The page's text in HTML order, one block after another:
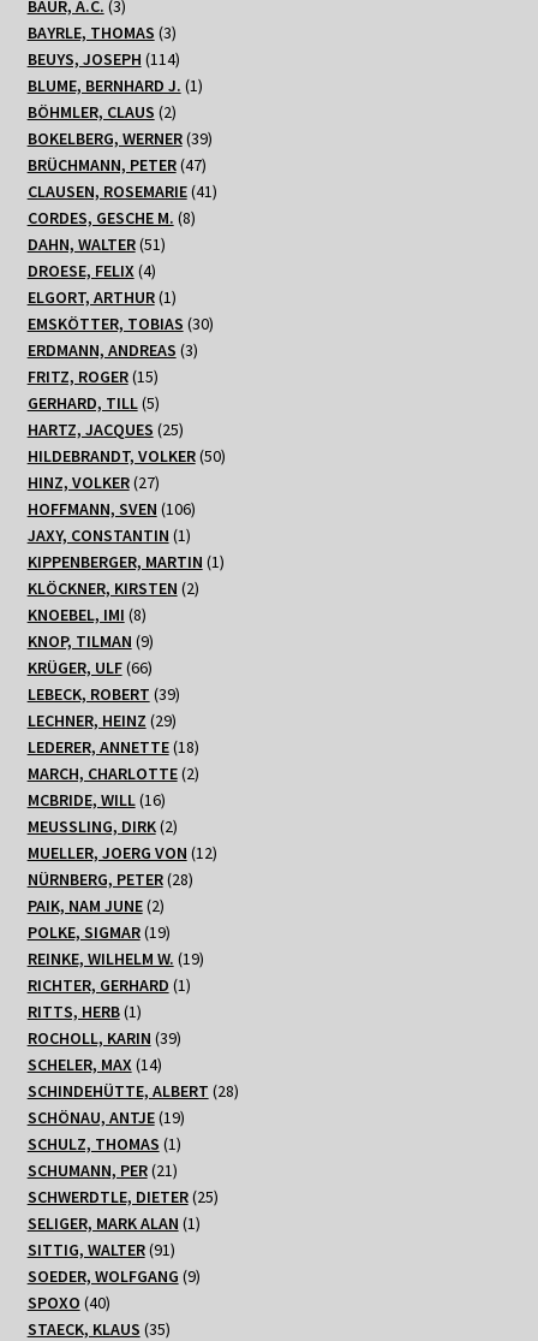
BAUR, A.C. 33
Produkte
BAYRLE, THOMAS 33
Produkte
BEUYS, JOSEPH 114114
Produkte
BLUME, BERNHARD J. 11
BÖHMLER, CLAUS 22
Produkte
BOKELBERG, WERNER 3939
BRÜCHMANN, PETER 4747
Produkte
CLAUSEN, ROSEMARIE 4141
CORDES, GESCHE M. 88
DAHN, WALTER 5151
DROESE, FELIX 44
Produkte
ELGORT, ARTHUR 11
Produkt
EMSKÖTTER, TOBIAS 3030
ERDMANN, ANDREAS 33
FRITZ, ROGER 1515
Produkte
GERHARD, TILL 55
Produkte
HARTZ, JACQUES 2525
Produkte
HILDEBRANDT, VOLKER 5050
HINZ, VOLKER 2727
Produkte
HOFFMANN, SVEN 106106
Produkte
JAXY, CONSTANTIN 11
Produkt
KIPPENBERGER, MARTIN 11
KLÖCKNER, KIRSTEN 22
KNOEBEL, IMI 88
Produkte
KNOP, TILMAN 99
Produkte
KRÜGER, ULF 6666
Produkte
LEBECK, ROBERT 3939
Produkte
LECHNER, HEINZ 2929
Produkte
LEDERER, ANNETTE 1818
Produkte
MARCH, CHARLOTTE 22
MCBRIDE, WILL 1616
Produkte
MEUSSLING, DIRK 22
Produkte
MUELLER, JOERG VON 1212
NÜRNBERG, PETER 2828
PAIK, NAM JUNE 22
Produkte
POLKE, SIGMAR 1919
Produkte
REINKE, WILHELM W. 1919
RICHTER, GERHARD 11
RITTS, HERB 11
Produkt
ROCHOLL, KARIN 3939
SCHELER, MAX 1414
Produkte
SCHINDEHÜTTE, ALBERT 2828
SCHÖNAU, ANTJE 1919
Produkte
SCHULZ, THOMAS 11
Produkt
SCHUMANN, PER 2121
Produkte
SCHWERDTLE, DIETER 2525
SELIGER, MARK ALAN 11
SITTIG, WALTER 9191
Produkte
SOEDER, WOLFGANG 99
SPOXO 4040
Produkte
STAECK, KLAUS 3535